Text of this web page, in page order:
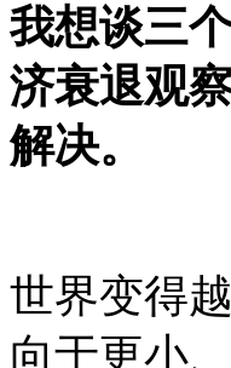
我想谈三
济衰退观
解决。
世界变得
向于更小